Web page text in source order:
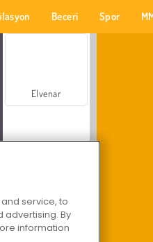
Beceri Spor
Elvenar
service, to
By
information